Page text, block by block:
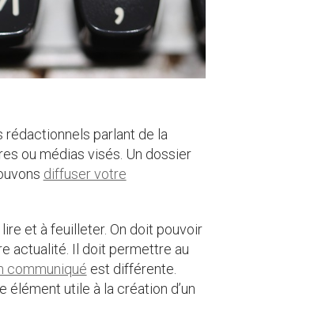
rédactionnels parlant de la
ou médias visés. Un dossier
diffuser votre
et à feuilleter. On doit pouvoir
actualité. Il doit permettre au
communiqué est différente.
utile à la création d’un